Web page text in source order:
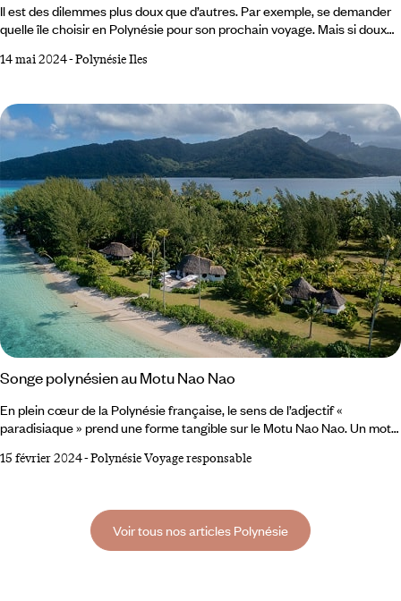
Il est des dilemmes plus doux que d’autres. Par exemple, se demander
quelle île choisir en Polynésie pour son prochain voyage. Mais si doux
sur plus de 2000 km, la Polynésie française est un trésor sans limite.
de la Société, voici quelques pistes pour y voir presque aussi clair que
dans un lagon.
14 mai 2024-Polynésie Iles
Songe polynésien au Motu Nao Nao
En plein cœur de la Polynésie française, le sens de l’adjectif «
paradisiaque » prend une forme tangible sur le Motu Nao Nao. Un motu
perdu aux côtés de l’île Raiatea dans l’immensité bleue du Pacifique
installations éco-chic,
15 février 2024-Polynésie Voyage responsable
Voir tous nos articles Polynésie